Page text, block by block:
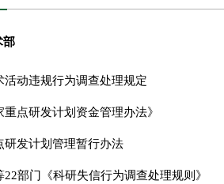
部
活动违规行为调查处理规定
重点研发计划资金管理办法》
研发计划管理暂行办法
22部门《科研失信行为调查处理规则》